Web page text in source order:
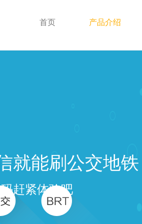
首页 产品介绍
就能刷公交地铁
赶紧体验吧